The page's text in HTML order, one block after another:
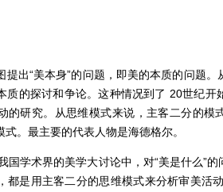
提出“美本身”的问题，即美的本质的问题
质的探讨和争论。这种情况到了 20世纪开
的研究。从思维模式来说，主客二分的模
。最主要的代表人物是海德格尔。
国学术界的美学大讨论中，对“美是什么”
都是用主客二分的思维模式来分析审美活